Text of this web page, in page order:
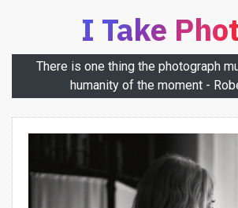
I Take
There is one thing the photograph
humanity of the moment -